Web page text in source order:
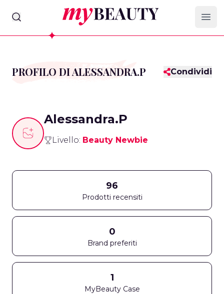
myBeauty
PROFILO DI ALESSANDRA.P Condividi
Alessandra.P
Livello: Beauty Newbie
96
Prodotti recensiti
0
Brand preferiti
1
MyBeauty Case